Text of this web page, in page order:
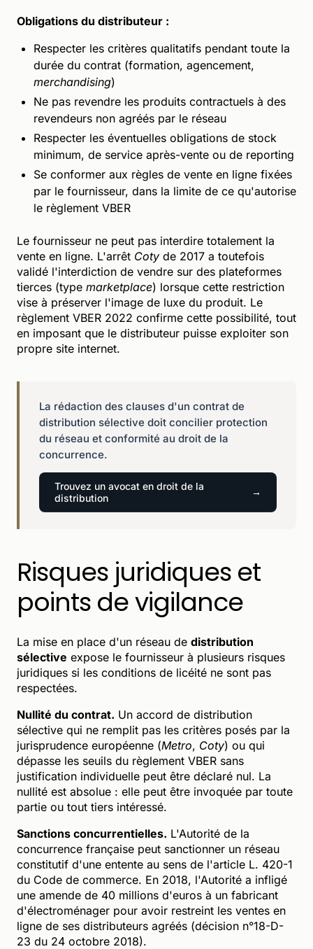
Obligations du distributeur :
Respecter les critères qualitatifs pendant toute la
durée du contrat (formation, agencement,
merchandising)
Ne pas revendre les produits contractuels à des
revendeurs non agréés par le réseau
Respecter les éventuelles obligations de stock
minimum, de service après-vente ou de reporting
Se conformer aux règles de vente en ligne fixées
par le fournisseur, dans la limite de ce qu'autorise
le règlement VBER
Le fournisseur ne peut pas interdire totalement la
vente en ligne. L'arrêt Coty de 2017 a toutefois
validé l'interdiction de vendre sur des plateformes
tierces (type marketplace) lorsque cette restriction
vise à préserver l'image de luxe du produit. Le
règlement VBER 2022 confirme cette possibilité, tout
en imposant que le distributeur puisse exploiter son
propre site internet.
La rédaction des clauses d'un contrat de
distribution sélective doit concilier protection
du réseau et conformité au droit de la
concurrence.
Trouvez un avocat en droit de la
distribution
Risques juridiques et
points de vigilance
La mise en place d'un réseau de distribution
sélective expose le fournisseur à plusieurs risques
juridiques si les conditions de licéité ne sont pas
respectées.
Nullité du contrat. Un accord de distribution
sélective qui ne remplit pas les critères posés par la
jurisprudence européenne (Metro, Coty) ou qui
dépasse les seuils du règlement VBER sans
justification individuelle peut être déclaré nul. La
nullité est absolue : elle peut être invoquée par toute
partie ou tout tiers intéressé.
Sanctions concurrentielles. L'Autorité de la
concurrence française peut sanctionner un réseau
constitutif d'une entente au sens de l'article L. 420-1
du Code de commerce. En 2018, l'Autorité a infligé
une amende de 40 millions d'euros à un fabricant
d'électroménager pour avoir restreint les ventes en
ligne de ses distributeurs agréés (décision n°18-D-
23 du 24 octobre 2018).